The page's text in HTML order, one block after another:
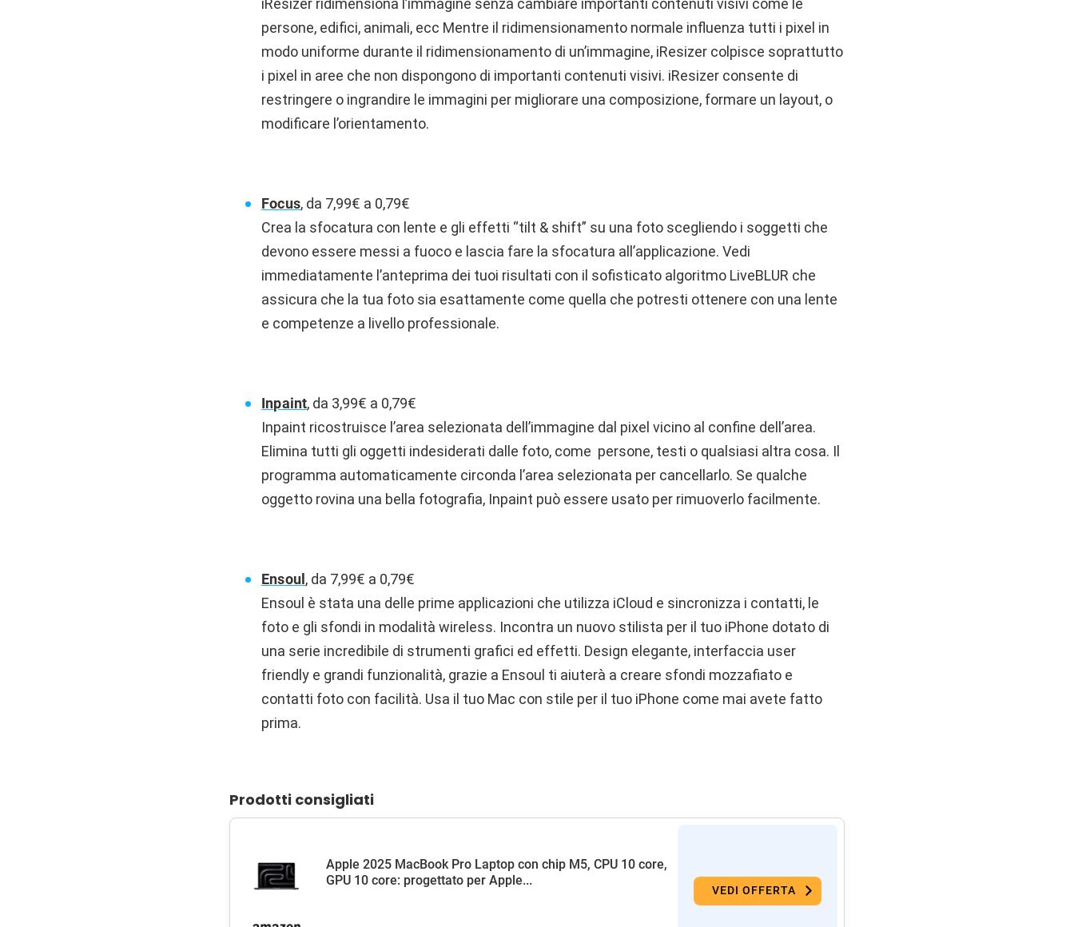
persone, edifici, animali, ecc Mentre il ridimensionamento normale influenza tutti i pixel in
modo uniforme durante il ridimensionamento di un’immagine, iResizer colpisce soprattutto
i pixel in aree che non dispongono di importanti contenuti visivi. iResizer consente di
restringere o ingrandire le immagini per migliorare una composizione, formare un layout, o
modificare l’orientamento.
Focus, da 7,99€ a 0,79€
Crea la sfocatura con lente e gli effetti “tilt & shift” su una foto scegliendo i soggetti che
devono essere messi a fuoco e lascia fare la sfocatura all’applicazione. Vedi
immediatamente l’anteprima dei tuoi risultati con il sofisticato algoritmo LiveBLUR che
assicura che la tua foto sia esattamente come quella che potresti ottenere con una lente
e competenze a livello professionale.
Inpaint, da 3,99€ a 0,79€
Inpaint ricostruisce l’area selezionata dell’immagine dal pixel vicino al confine dell’area.
Elimina tutti gli oggetti indesiderati dalle foto, come persone, testi o qualsiasi altra cosa. Il
programma automaticamente circonda l’area selezionata per cancellarlo. Se qualche
oggetto rovina una bella fotografia, Inpaint può essere usato per rimuoverlo facilmente.
Ensoul, da 7,99€ a 0,79€
Ensoul è stata una delle prime applicazioni che utilizza iCloud e sincronizza i contatti, le
foto e gli sfondi in modalità wireless. Incontra un nuovo stilista per il tuo iPhone dotato di
una serie incredibile di strumenti grafici ed effetti. Design elegante, interfaccia user
friendly e grandi funzionalità, grazie a Ensoul ti aiuterà a creare sfondi mozzafiato e
contatti foto con facilità. Usa il tuo Mac con stile per il tuo iPhone come mai avete fatto
prima.
Prodotti consigliati
Apple 2025 MacBook Pro Laptop con chip M5, CPU 10 core,
GPU 10 core: progettato per Apple...
VEDI OFFERTA